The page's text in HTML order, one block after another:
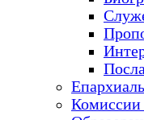
Комиссии